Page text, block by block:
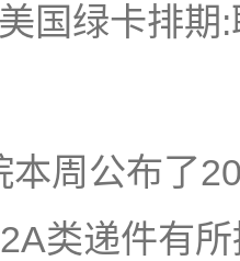
国绿卡排期
本周公布了
类递件有